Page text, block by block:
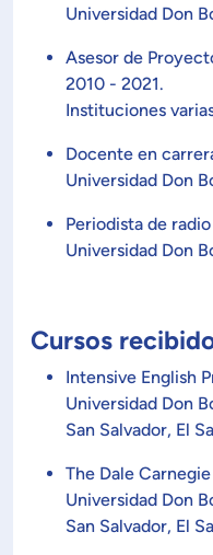
Acreditaciones
Boletín de noticias
Línea de tiempo
Universidad Don
Asesor de
2010 - 2021.
Instituciones
Docente en
Universidad Don
Periodista de
Universidad Don
Cursos
Intensive English
Universidad Don
San Salvador, El
The Dale
Universidad Don
San Salvador, El